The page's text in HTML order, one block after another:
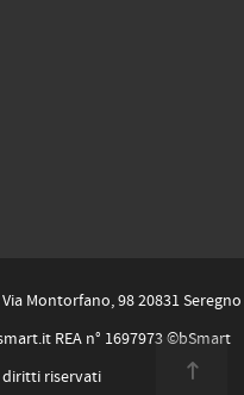
scheda)
scheda)
Montorfano, 98 20831 Seregno
REA n° 1697973 ©bSmart
diritti riservati